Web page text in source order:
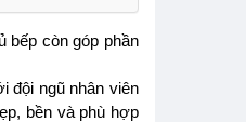
bếp còn góp phần
đội ngũ nhân viên
bền và phù hợp